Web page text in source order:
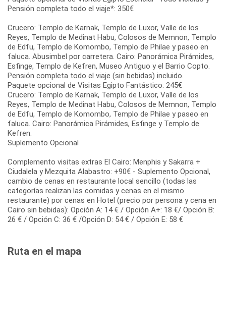
Pensión completa todo el viaje*: 350€
Crucero: Templo de Karnak, Templo de Luxor, Valle de los
Reyes, Templo de Medinat Habu, Colosos de Memnon, Templo
de Edfu, Templo de Komombo, Templo de Philae y paseo en
faluca. Abusimbel por carretera. Cairo: Panorámica Pirámides,
Esfinge, Templo de Kefren, Museo Antiguo y el Barrio Copto.
Pensión completa todo el viaje (sin bebidas) incluido.
Paquete opcional de Visitas Egipto Fantástico: 245€
Crucero: Templo de Karnak, Templo de Luxor, Valle de los
Reyes, Templo de Medinat Habu, Colosos de Memnon, Templo
de Edfu, Templo de Komombo, Templo de Philae y paseo en
faluca. Cairo: Panorámica Pirámides, Esfinge y Templo de
Kefren.
Suplemento Opcional
Complemento visitas extras El Cairo: Menphis y Sakarra +
Ciudalela y Mezquita Alabastro: +90€ - Suplemento Opcional,
cambio de cenas en restaurante local sencillo (todas las
categorías realizan las comidas y cenas en el mismo
restaurante) por cenas en Hotel (precio por persona y cena en
Cairo sin bebidas): Opción A: 14 € / Opción A+: 18 €/ Opción B:
26 € / Opción C: 36 € /Opción D: 54 € / Opción E: 58 €
Ruta en el mapa